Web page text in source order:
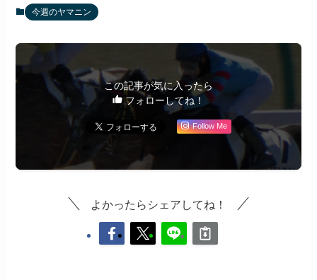
今週のヤマニン
この記事が気に入ったら
フォローしてね！
Follow Me
よかったらシェアしてね！